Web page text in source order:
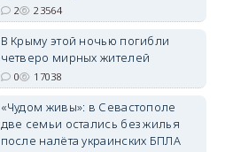
2 23564
В Крыму этой ночью погибли
четверо мирных жителей
0 17038
«Чудом живы»: в Севастополе
две семьи остались без жилья
после налёта украинских БПЛА